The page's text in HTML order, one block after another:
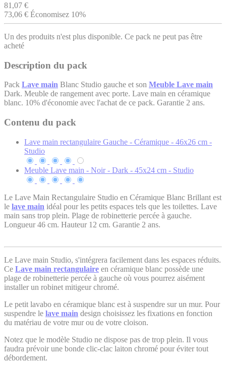
81,07 €
73,06 € Économisez 10%
Un des produits n'est plus disponible. Ce pack ne peut pas être
acheté
Description du pack
Pack Lave main Blanc Studio gauche et son Meuble Lave main
Dark. Meuble de rangement avec porte. Lave main en céramique
blanc. 10% d'économie avec l'achat de ce pack. Garantie 2 ans.
Contenu du pack
Lave main rectangulaire Gauche - Céramique - 46x26 cm -
Studio
Meuble Lave main - Noir - Dark - 45x24 cm - Studio
Le Lave Main Rectangulaire Studio en Céramique Blanc Brillant est
le lave main idéal pour les petits espaces tels que les toilettes. Lave
main sans trop plein. Plage de robinetterie percée à gauche.
Longueur 46 cm. Hauteur 12 cm. Garantie 2 ans.
Le Lave main Studio, s'intégrera facilement dans les espaces réduits.
Ce Lave main rectangulaire en céramique blanc possède une
plage de robinetterie percée à gauche où vous pourrez aisément
installer un robinet mitigeur chromé.
Le petit lavabo en céramique blanc est à suspendre sur un mur. Pour
suspendre le lave main design choisissez les fixations en fonction
du matériau de votre mur ou de votre cloison.
Notez que le modèle Studio ne dispose pas de trop plein. Il vous
faudra prévoir une bonde clic-clac laiton chromé pour éviter tout
débordement.